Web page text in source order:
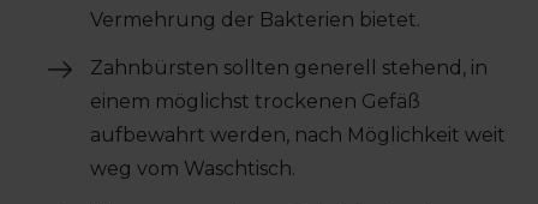
Vermehrung der Bakterien bietet.
Zahnbürsten sollten generell stehend, in
einem möglichst trockenen Gefäß
aufbewahrt werden, nach Möglichkeit weit
weg vom Waschtisch.